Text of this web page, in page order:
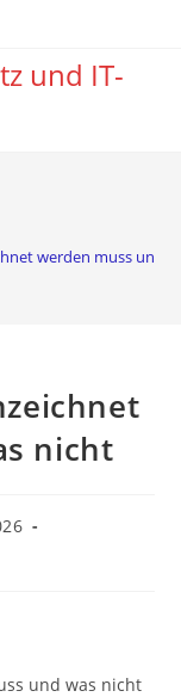
und IT-
werden muss und
nicht
und was nicht